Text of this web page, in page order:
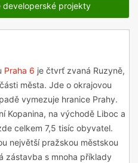
developerské projekty
Praha 6 je čtvrť zvaná Ruzyně,
města. Jde o okrajovou
vymezuje hranice Prahy.
Kopanina, na východě Liboc a
celkem 7,5 tisíc obyvatel.
největší pražskou městskou
zástavba s mnoha příklady